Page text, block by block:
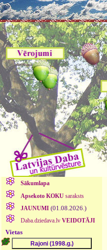
Sākumlapa
Apsekoto KOKUsaraksts
JAUNUMI (01.08.2026.)
Daba.dziedava.lv VEIDOTĀJI
Vietas